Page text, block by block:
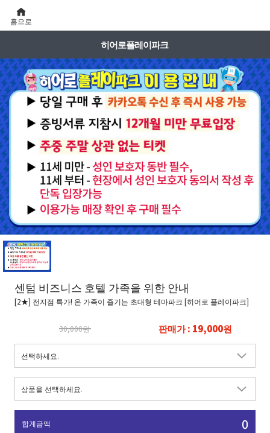
홈으로
히어로플레이파크
센텀 비즈니스 호텔 가족을 위한 안내
[2★] 전지점 특가! 온 가족이 즐기는 초대형 테마파크 [히어로 플레이파크]
30,000원 판매가 : 19,000원
합계금액 0